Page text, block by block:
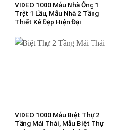
VIDEO 1000 Mẫu Nhà Ống 1
Trệt 1 Lầu, Mẫu Nhà 2 Tầng
Thiết Kế Đẹp Hiện Đại
VIDEO 1000 Mẫu Biệt Thự 2
Tầng Mái Thái, Mẫu Biệt Thự